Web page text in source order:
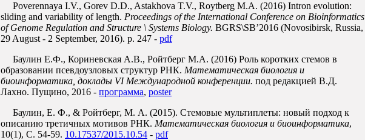
Poverennaya I.V., Gorev D.D., Astakhova T.V., Roytberg M.A. (2016) Intron evolution:
sliding and variability of length. Proceedings of the International Conference on Bioinformatics
of Genome Regulation and Structure \ Systems Biology. BGRS\SB’2016 (Novosibirsk, Russia,
29 August - 2 September, 2016). p. 247 - pdf
Баулин Е.Ф., Кориневская А.В., Ройтберг М.А. (2016) Роль коротких стемов в
образовании псевдоузловых структур РНК. Математическая биология и
биоинформатика, доклады VI Международной конференции. под редакцией В.Д.
Лахно. Пущино, 2016 - программа, poster
Баулин, Е. Ф., & Ройтберг, М. А. (2015). Стемовые мультиплеты: новый подход к
описанию третичных мотивов РНК. Математическая биология и биоинформатика,
10(1), С. 54-59. 10.17537/2015.10.54 - pdf